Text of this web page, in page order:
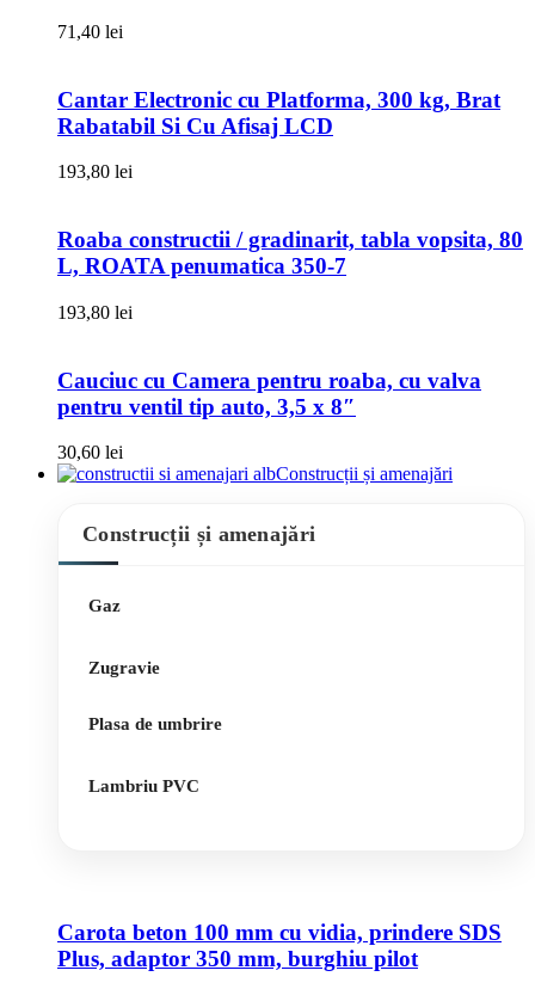
71,40 lei
Cantar Electronic cu Platforma, 300 kg, Brat
Rabatabil Si Cu Afisaj LCD
193,80 lei
Roaba constructii / gradinarit, tabla vopsita, 80
L, ROATA penumatica 350-7
193,80 lei
Cauciuc cu Camera pentru roaba, cu valva
pentru ventil tip auto, 3,5 x 8″
30,60 lei
Construcții și amenajări
Construcții și amenajări
Gaz
Zugravie
Plasa de umbrire
Lambriu PVC
Carota beton 100 mm cu vidia, prindere SDS
Plus, adaptor 350 mm, burghiu pilot